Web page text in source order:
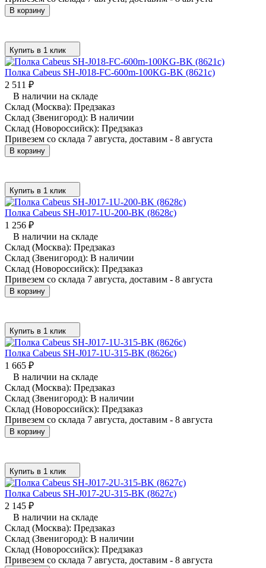
В корзину
Купить в 1 клик
Полка Cabeus SH-J018-FC-600m-100KG-BK (8621c)
2 511 ₽
В наличии на складе
Склад (Москва): Предзаказ
Склад (Звенигород): В наличии
Склад (Новороссийск): Предзаказ
Привезем со склада 7 августа, доставим - 8 августа
В корзину
Купить в 1 клик
Полка Cabeus SH-J017-1U-200-BK (8628c)
1 256 ₽
В наличии на складе
Склад (Москва): Предзаказ
Склад (Звенигород): В наличии
Склад (Новороссийск): Предзаказ
Привезем со склада 7 августа, доставим - 8 августа
В корзину
Купить в 1 клик
Полка Cabeus SH-J017-1U-315-BK (8626c)
1 665 ₽
В наличии на складе
Склад (Москва): Предзаказ
Склад (Звенигород): В наличии
Склад (Новороссийск): Предзаказ
Привезем со склада 7 августа, доставим - 8 августа
В корзину
Купить в 1 клик
Полка Cabeus SH-J017-2U-315-BK (8627c)
2 145 ₽
В наличии на складе
Склад (Москва): Предзаказ
Склад (Звенигород): В наличии
Склад (Новороссийск): Предзаказ
Привезем со склада 7 августа, доставим - 8 августа